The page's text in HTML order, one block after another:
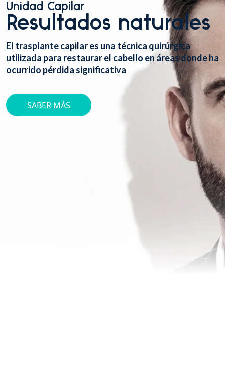
Unidad Capilar
Resultados naturales
El trasplante capilar es una técnica quirúrgica
utilizada para restaurar el cabello en áreas donde ha
ocurrido pérdida significativa
SABER MÁS